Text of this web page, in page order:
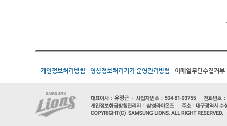
개인정보처리방침 영상정보처리기기 운영관리방침 이메일무단수집거부